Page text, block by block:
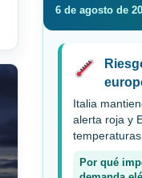
6 de agosto de
Italia
alerta roja y
Por qué